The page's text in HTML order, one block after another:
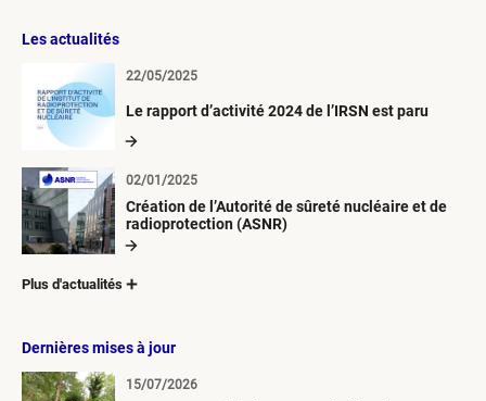
Les actualités
Le rapport d’activité 2024 de l’IRSN est paru
22/05/2025
Création de l’Autorité de sûreté nucléaire et de
radioprotection (ASNR)
02/01/2025
Plus d'actualités
Dernières mises à jour
15/07/2026